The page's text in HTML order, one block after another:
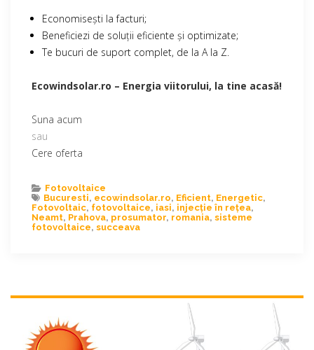
Economisești la facturi;
Beneficiezi de soluții eficiente și optimizate;
Te bucuri de suport complet, de la A la Z.
Ecowindsolar.ro – Energia viitorului, la tine acasă!
Suna acum
sau
Cere oferta
Fotovoltaice
Bucuresti, ecowindsolar.ro, Eficient, Energetic,
Fotovoltaic, fotovoltaice, iasi, injecție în rețea,
Neamt, Prahova, prosumator, romania, sisteme
fotovoltaice, succeava